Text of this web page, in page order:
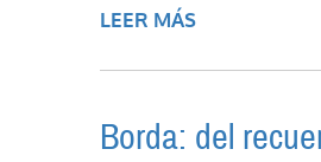
LEER MÁS
Borda: del